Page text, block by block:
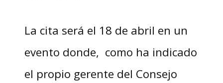
La cita será el 18 de abril en un
evento donde, como ha indicado
el propio gerente del Consejo